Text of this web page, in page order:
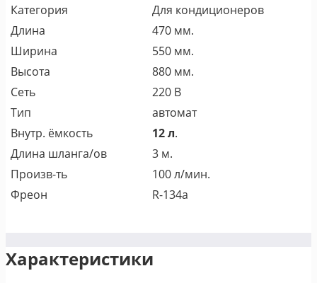
Категория
Для кондиционеров
Длина
470 мм.
Ширина
550 мм.
Высота
880 мм.
Сеть
220 В
Тип
автомат
Внутр. ёмкость
12 л.
Длина шланга/ов
3 м.
Произв-ть
100 л/мин.
Фреон
R-134a
Характеристики